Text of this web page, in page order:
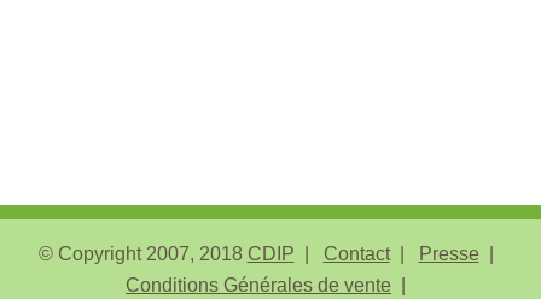
© Copyright 2007, 2018 CDIP Contact
Presse
Conditions Générales de vente